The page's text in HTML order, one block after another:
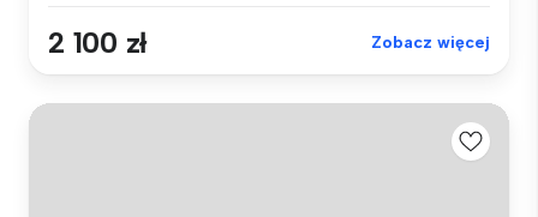
2 100 zł Zobacz więcej